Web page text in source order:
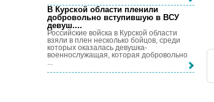
В Курской области пленили
добровольно вступившую в ВСУ
девуш....
Российские войска в Курской области
взяли в плен несколько бойцов, среди
которых оказалась девушка-
военнослужащая, которая добровольно
...